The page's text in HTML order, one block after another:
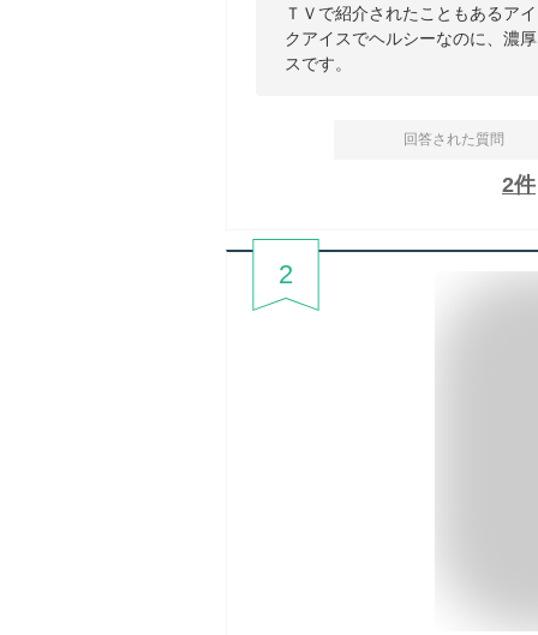
ＴＶで紹介されたこともあるア
クアイスでヘルシーなのに、濃
スです。
回答された質問
2件
2